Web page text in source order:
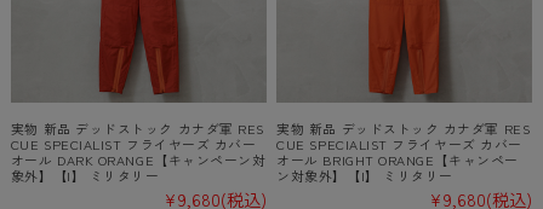
実物 新品 デッドストック カナダ軍 RES
CUE SPECIALIST フライヤーズ カバー
オール DARK ORANGE【キャンペーン対
象外】【I】 ミリタリー
¥9,680(税込)
実物 新品 デッドストック カナダ軍 RES
CUE SPECIALIST フライヤーズ カバー
オール BRIGHT ORANGE【キャンペー
ン対象外】【I】 ミリタリー
¥9,680(税込)